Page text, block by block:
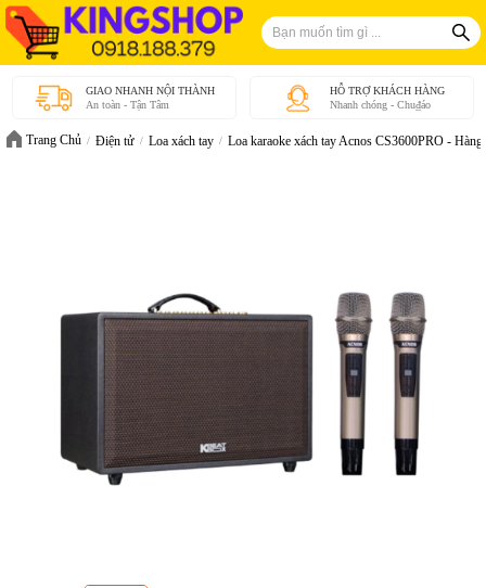
GIAO NHANH NỘI THÀNH
An toàn - Tận Tâm
HỖ TRỢ KHÁCH HÀNG
Nhanh chóng - Chu₫áo
Trang Chủ Điện tử Loa xách tay Loa karaoke xách tay Acnos CS3600PRO - Hàng